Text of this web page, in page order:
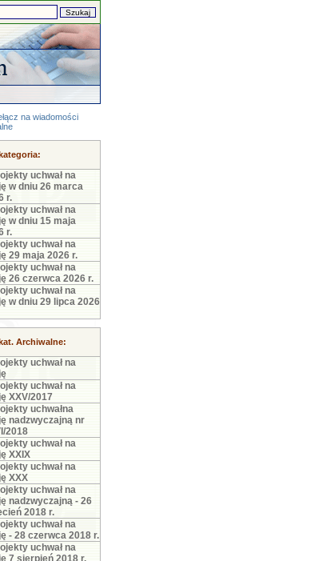
na wiadomości
uchwał na
w dniu 26 marca
r.
uchwał na
w dniu 15 maja
r.
uchwał na
29 maja 2026 r.
uchwał na
26 czerwca 2026 r.
uchwał na
w dniu 29 lipca 2026
Archiwalne:
uchwał na
uchwał na
XXV/2017
uchwałna
nadzwyczajną nr
2018
uchwał na
XXIX
uchwał na
XXX
uchwał na
nadzwyczajną - 26
2018 r.
uchwał na
- 28 czerwca 2018 r.
uchwał na
7 sierpień 2018 r.